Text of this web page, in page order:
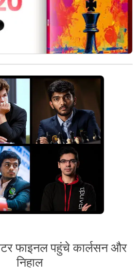
फाइनल पहुंचे कार्लसन और
निहाल